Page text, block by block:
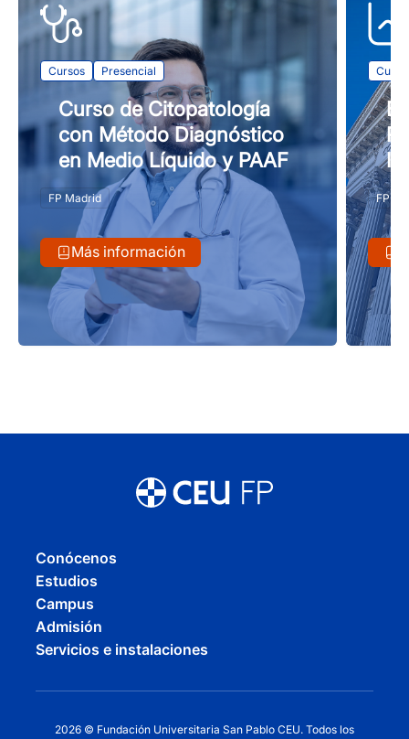
Cursos Presencial
Curso de Citopatología
con Método Diagnóstico
en Medio Líquido y PAAF
FP Madrid
Más información
FP
Conócenos
Estudios
Campus
Admisión
Servicios e instalaciones
2026 © Fundación Universitaria San Pablo CEU. Todos los